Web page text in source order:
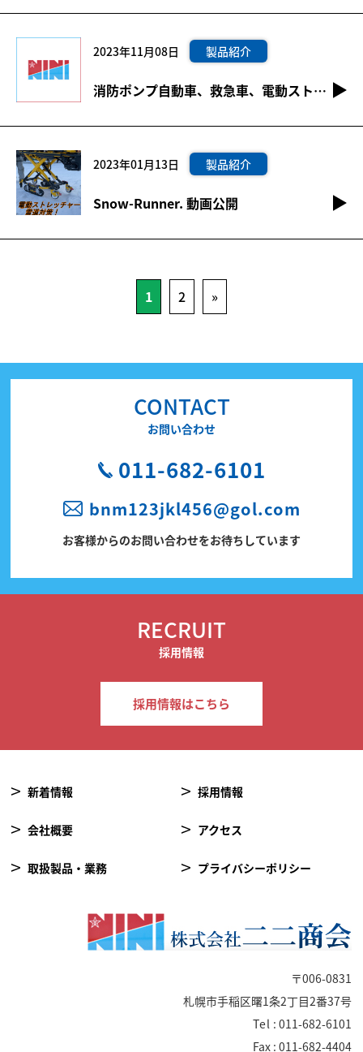
2023年11月08日 製品紹介
消防ポンプ自動車、救急車、電動ストレッチャー関連納入事例追加
2023年01月13日 製品紹介
Snow-Runner. 動画公開
1 2 »
CONTACT
お問い合わせ
011-682-6101
bnm123jkl456@gol.com
お客様からのお問い合わせをお待ちしています
RECRUIT
採用情報
採用情報はこちら
新着情報
会社概要
取扱製品・業務
採用情報
アクセス
プライバシーポリシー
〒006-0831
札幌市手稲区曙1条2丁目2番37号
Tel : 011-682-6101
Fax : 011-682-4404